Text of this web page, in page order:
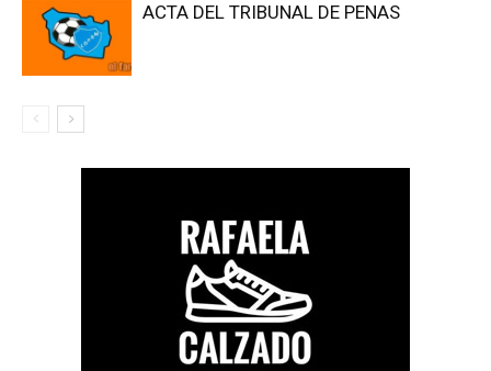
ACTA DEL TRIBUNAL DE PENAS